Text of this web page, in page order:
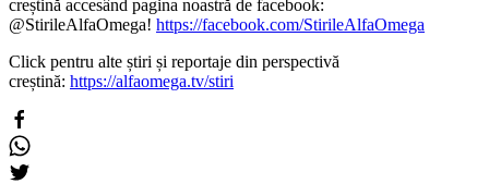
creștină accesând pagina noastră de facebook:
@StirileAlfaOmega! https://facebook.com/StirileAlfaOmega
Click pentru alte știri și reportaje din perspectivă
creștină: https://alfaomega.tv/stiri